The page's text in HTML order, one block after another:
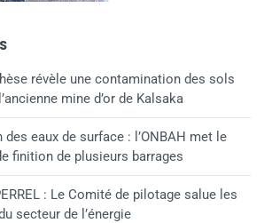
révèle une contamination des sols
mine d’or de Kalsaka
eaux de surface : l’ONBAH met le
finition de plusieurs barrages
: Le Comité de pilotage salue les
secteur de l’énergie